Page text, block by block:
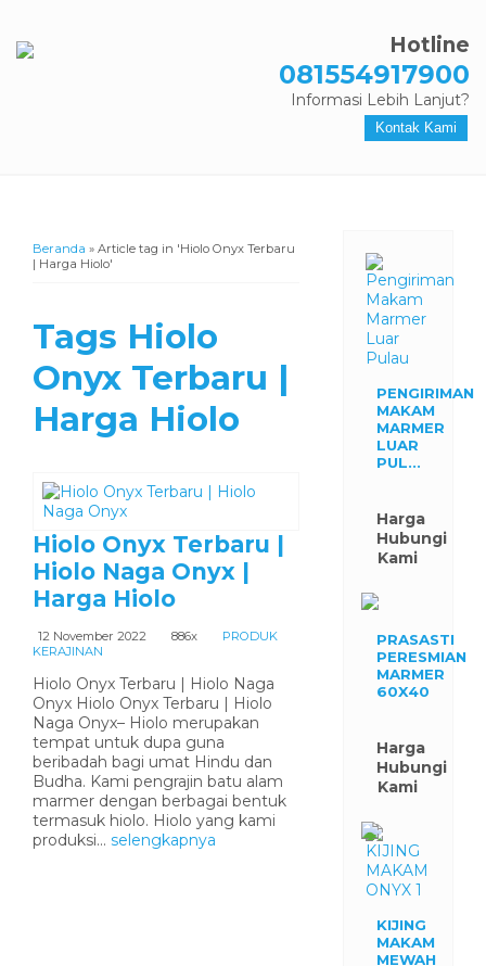
Hotline
081554917900
Informasi Lebih Lanjut?
Kontak Kami
Beranda » Article tag in 'Hiolo Onyx Terbaru
| Harga Hiolo'
Tags Hiolo
Onyx Terbaru |
Harga Hiolo
Hiolo Onyx Terbaru |
Hiolo Naga Onyx |
Harga Hiolo
12 November 2022 886x
PRODUK
KERAJINAN
Hiolo Onyx Terbaru | Hiolo Naga
Onyx Hiolo Onyx Terbaru | Hiolo
Naga Onyx– Hiolo merupakan
tempat untuk dupa guna
beribadah bagi umat Hindu dan
Budha. Kami pengrajin batu alam
marmer dengan berbagai bentuk
termasuk hiolo. Hiolo yang kami
produksi... selengkapnya
PENGIRIMAN
MAKAM
MARMER
LUAR
PUL...
Harga
Hubungi
Kami
PRASASTI
PERESMIAN
MARMER
60X40
Harga
Hubungi
Kami
KIJING
MAKAM
MEWAH